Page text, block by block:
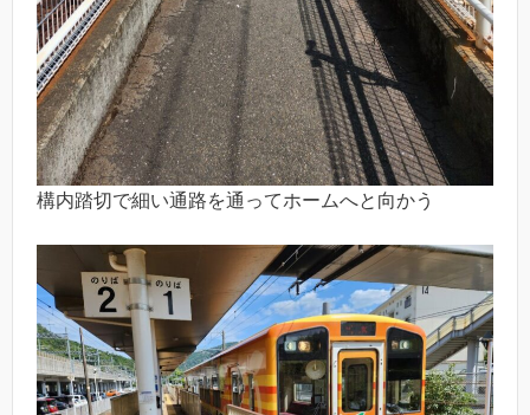
構内踏切で細い通路を通ってホームへと向かう